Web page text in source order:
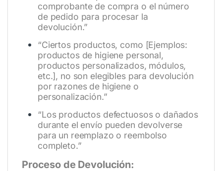
comprobante de compra o el número
de pedido para procesar la
devolución.”
“Ciertos productos, como [Ejemplos:
productos de higiene personal,
productos personalizados, módulos,
etc.], no son elegibles para devolución
por razones de higiene o
personalización.”
“Los productos defectuosos o dañados
durante el envío pueden devolverse
para un reemplazo o reembolso
completo.”
Proceso de Devolución: